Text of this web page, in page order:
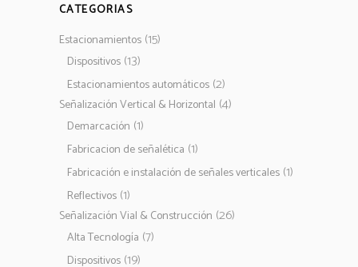
CATEGORIAS
Estacionamientos (15)
Dispositivos (13)
Estacionamientos automáticos (2)
Señalización Vertical & Horizontal (4)
Demarcación (1)
Fabricacion de señalética (1)
Fabricación e instalación de señales verticales (1)
Reflectivos (1)
Señalización Vial & Construcción (26)
Alta Tecnología (7)
Dispositivos (19)